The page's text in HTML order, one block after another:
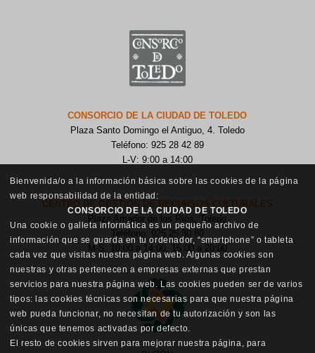
CONSORCIO DE LA CIUDAD DE TOLEDO
Plaza Santo Domingo el Antiguo, 4. Toledo
Teléfono: 925 28 42 89
L-V: 9:00 a 14:00
CENTRO DE GESTIÓN DE RECURSOS CULTURALES
Plaza Amador de los Ríos, Toledo
Teléfono: 925 25 30 80
M-S: 10:00 a 14:00, 16:00 a 20:00
Bienvenida/o a la información básica sobre las cookies de la página
web responsabilidad de la entidad:
CONSORCIO DE LA CIUDAD DE TOLEDO
Una cookie o galleta informática es un pequeño archivo de
información que se guarda en tu ordenador, “smartphone” o tableta
cada vez que visitas nuestra página web. Algunas cookies son
nuestras y otras pertenecen a empresas externas que prestan
servicios para nuestra página web. Las cookies pueden ser de varios
tipos: las cookies técnicas son necesarias para que nuestra página
web pueda funcionar, no necesitan de tu autorización y son las
únicas que tenemos activadas por defecto.
El resto de cookies sirven para mejorar nuestra página, para